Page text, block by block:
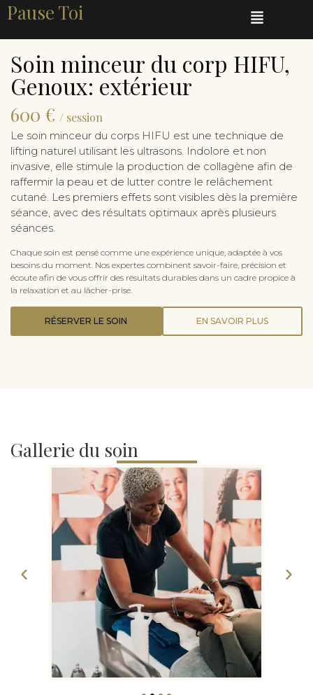
Pause Toi
Soin minceur du corp HIFU,
Genoux: extérieur
600 € / session
Le soin minceur du corps HIFU est une technique de
lifting naturel utilisant les ultrasons. Indolore et non
invasive, elle stimule la production de collagène afin de
raffermir la peau et de lutter contre le relâchement
cutané. Les premiers effets sont visibles dès la première
séance, avec des résultats optimaux après plusieurs
séances.
Chaque soin est pensé comme une expérience unique, adaptée à vos
besoins du moment. Nos expertes combinent savoir-faire, précision et
écoute afin de vous offrir des résultats durables dans un cadre propice à
la relaxation et au lâcher-prise.
RÉSERVER LE SOIN EN SAVOIR PLUS
Gallerie du soin